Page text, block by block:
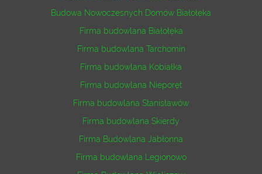
Budowa Nowoczesnych Domów Białołęka
Firma budowlana Białołęka
Firma budowlana Tarchomin
Firma budowlana Kobiałka
Firma budowlana Nieporęt
Firma budowlana Stanisławów
Firma budowlana Skierdy
Firma Budowlana Jabłonna
Firma budowlana Legionowo